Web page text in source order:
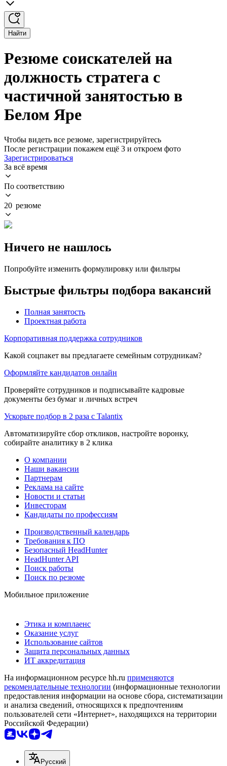
Найти
Резюме соискателей на
должность стратега с
частичной занятостью в
Белом Яре
Чтобы видеть все резюме, зарегистрируйтесь
После регистрации покажем ещё 3 и откроем фото
Зарегистрироваться
За всё время
По соответствию
20 резюме
Ничего не нашлось
Попробуйте изменить формулировку или фильтры
Быстрые фильтры подбора вакансий
Полная занятость
Проектная работа
Корпоративная поддержка сотрудников
Какой соцпакет вы предлагаете семейным сотрудникам?
Оформляйте кандидатов онлайн
Проверяйте сотрудников и подписывайте кадровые
документы без бумаг и личных встреч
Ускорьте подбор в 2 раза с Talantix
Автоматизируйте сбор откликов, настройте воронку,
собирайте аналитику в 2 клика
О компании
Наши вакансии
Партнерам
Реклама на сайте
Новости и статьи
Инвесторам
Кандидаты по профессиям
Производственный календарь
Требования к ПО
Безопасный HeadHunter
HeadHunter API
Поиск работы
Поиск по резюме
Мобильное приложение
Этика и комплаенс
Оказание услуг
Использование сайтов
Защита персональных данных
ИТ аккредитация
На информационном ресурсе hh.ru применяются
рекомендательные технологии (информационные технологии
предоставления информации на основе сбора, систематизации
и анализа сведений, относящихся к предпочтениям
пользователей сети «Интернет», находящихся на территории
Российской Федерации)
Русский